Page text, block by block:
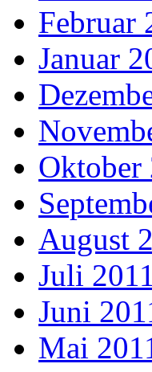
Februar
Januar
Oktober
August
Juli 2011
Juni
Mai